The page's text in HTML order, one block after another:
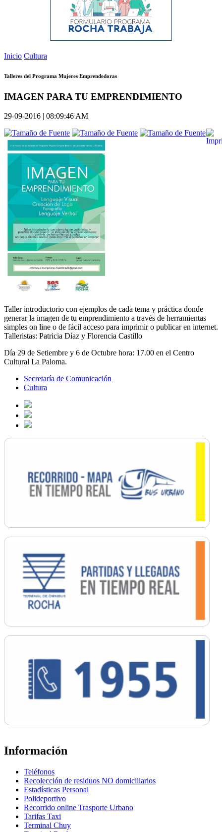
Inicio Cultura
Talleres del Programa Mujeres Emprendedoras
IMAGEN PARA TU EMPRENDIMIENTO
29-09-2016 | 08:09:46 AM
Taller introductorio con ejemplos de cada tema y práctica donde
generar la imagen de tu emprendimiento a través de herramientas
simples on line o de fácil acceso para imprimir o publicar en internet.
Talleristas: Patricia Díaz y Florencia Castillo
Día 29 de Setiembre y 6 de Octubre hora: 17.00 en el Centro
Cultural La Paloma.
Secretaría de Comunicación
Cultura
Información
Teléfonos
Recolección de residuos NO domiciliarios
Estadísticas Personal
Polideportivo
Recorrido online Trasporte Urbano
Tarifas Taxi
Terminal Chuy